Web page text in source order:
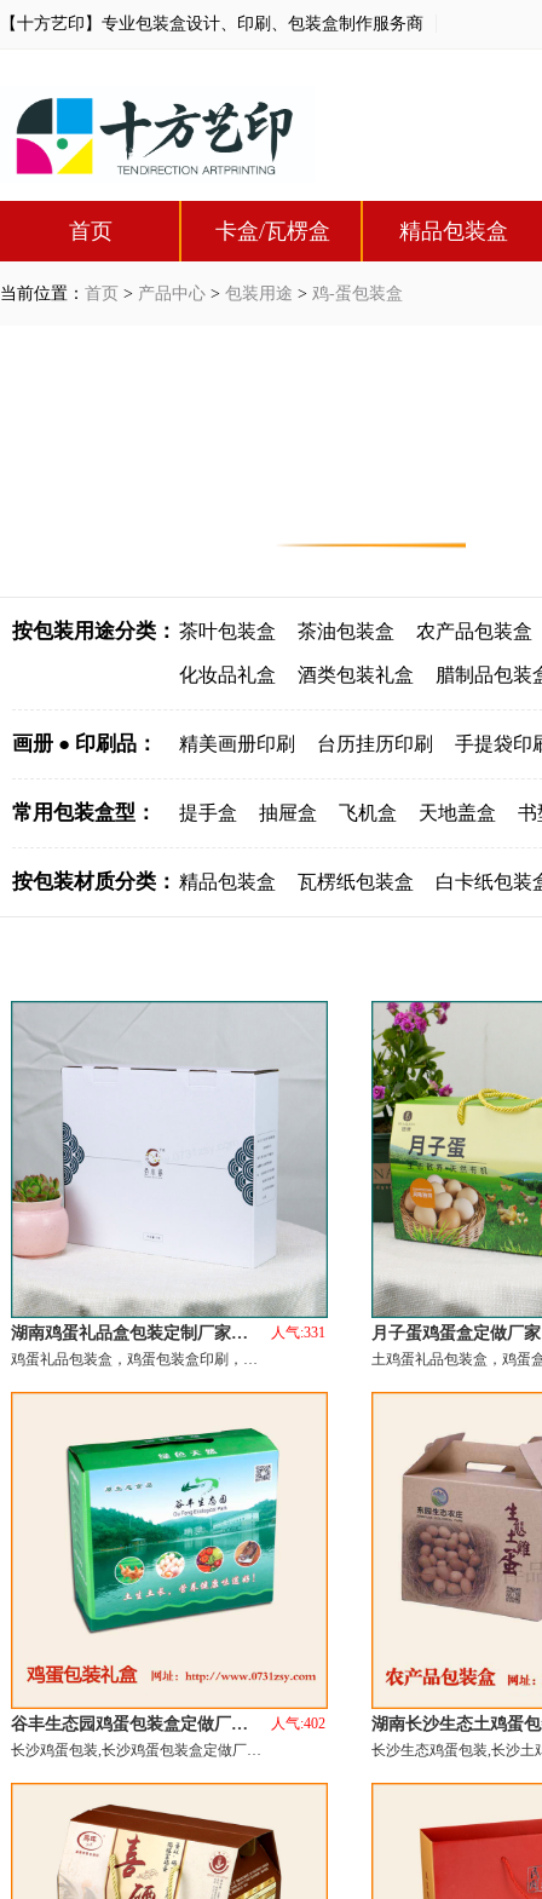
【十方艺印】专业包装盒设计、印刷、包装盒制作服务商
首页 卡盒/瓦楞盒 精品包装盒
当前位置： 首页 > 产品中心 > 包装用途 > 鸡-蛋包装盒
按包装用途分类： 茶叶包装盒 茶油包装盒 农产品包装盒
化妆品礼盒 酒类包装礼盒 腊制品包装
画册 ● 印刷品： 精美画册印刷 台历挂历印刷 手提袋印
常用包装盒型： 提手盒 抽屉盒 飞机盒 天地盖盒 书
按包装材质分类： 精品包装盒 瓦楞纸包装盒 白卡纸包装
湖南鸡蛋礼品盒包装定制厂家…
人气:331
鸡蛋礼品包装盒，鸡蛋包装盒印刷，…
月子蛋鸡蛋盒定做厂家
土鸡蛋礼品包装盒，鸡蛋
谷丰生态园鸡蛋包装盒定做厂…
人气:402
长沙鸡蛋包装,长沙鸡蛋包装盒定做厂…
湖南长沙生态土鸡蛋
长沙生态鸡蛋包装,长沙